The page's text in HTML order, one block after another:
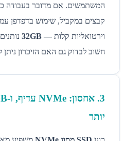
המשתמשים. אם מדובר בעבודה כבדה
קבצים במקביל, שימוש בדפדפן עמוס
וירטואליות קלות —32GBנותנים
חשוב לבדוק גם האם הזיכרון ניתן